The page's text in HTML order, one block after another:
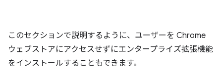
このセクションで説明するように、ユーザーを Chrome
ウェブストアにアクセスせずにエンタープライズ拡張機能
をインストールすることもできます。